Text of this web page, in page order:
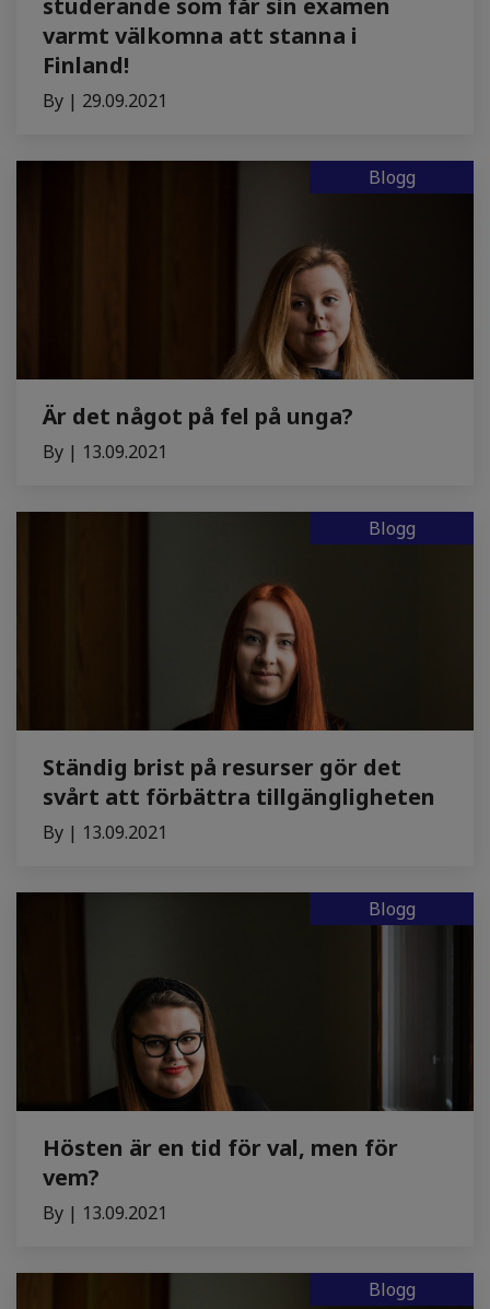
studerande som får sin examen
varmt välkomna att stanna i
Finland!
By | 29.09.2021
Blogg
Är det något på fel på unga?
By | 13.09.2021
Blogg
Ständig brist på resurser gör det
svårt att förbättra tillgängligheten
By | 13.09.2021
Blogg
Hösten är en tid för val, men för
vem?
By | 13.09.2021
Blogg